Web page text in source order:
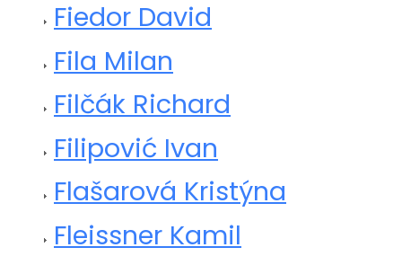
Fiedor David
Fila Milan
Filčák Richard
Filipović Ivan
Flašarová Kristýna
Fleissner Kamil